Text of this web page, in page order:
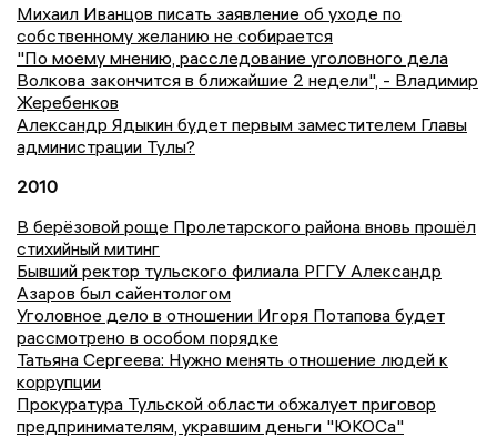
Михаил Иванцов писать заявление об уходе по
собственному желанию не собирается
"По моему мнению, расследование уголовного дела
Волкова закончится в ближайшие 2 недели", - Владимир
Жеребенков
Александр Ядыкин будет первым заместителем Главы
администрации Тулы?
2010
В берёзовой роще Пролетарского района вновь прошёл
стихийный митинг
Бывший ректор тульского филиала РГГУ Александр
Азаров был сайентологом
Уголовное дело в отношении Игоря Потапова будет
рассмотрено в особом порядке
Татьяна Сергеева: Нужно менять отношение людей к
коррупции
Прокуратура Тульской области обжалует приговор
предпринимателям, укравшим деньги "ЮКОСа"